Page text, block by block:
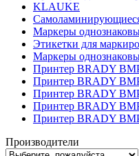
KLAUKE
Маркеры
Этикетки для
Маркеры
Принтер BRADY
Принтер BRADY
Принтер BRADY
Принтер BRADY
Принтер BRADY
Производители